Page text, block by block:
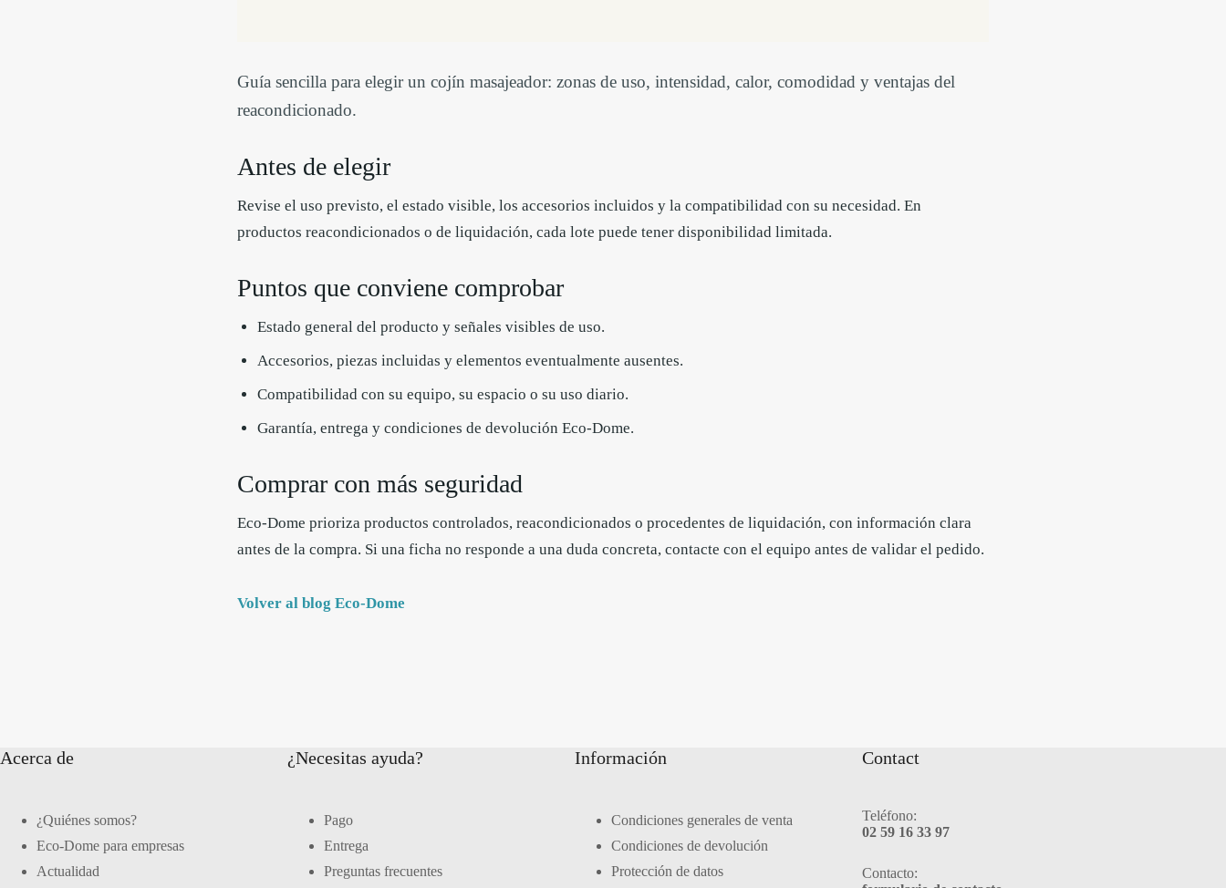
Guía sencilla para elegir un cojín masajeador: zonas de uso, intensidad, calor, comodidad y ventajas del
reacondicionado.
Antes de elegir
Revise el uso previsto, el estado visible, los accesorios incluidos y la compatibilidad con su necesidad. En
productos reacondicionados o de liquidación, cada lote puede tener disponibilidad limitada.
Puntos que conviene comprobar
Estado general del producto y señales visibles de uso.
Accesorios, piezas incluidas y elementos eventualmente ausentes.
Compatibilidad con su equipo, su espacio o su uso diario.
Garantía, entrega y condiciones de devolución Eco-Dome.
Comprar con más seguridad
Eco-Dome prioriza productos controlados, reacondicionados o procedentes de liquidación, con información clara
antes de la compra. Si una ficha no responde a una duda concreta, contacte con el equipo antes de validar el pedido.
Volver al blog Eco-Dome
Acerca de
¿Quiénes somos?
Eco-Dome para empresas
Actualidad
¿Necesitas ayuda?
Pago
Entrega
Preguntas frecuentes
Información
Condiciones generales de venta
Condiciones de devolución
Protección de datos
Contact
Teléfono:
02 59 16 33 97
Contacto: